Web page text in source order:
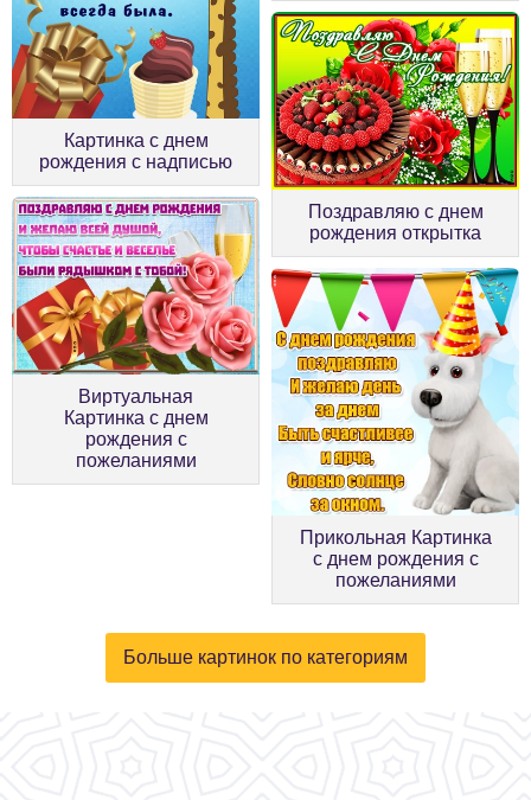
Картинка с днем
рождения с надписью
Поздравляю с днем
рождения открытка
Виртуальная
Картинка с днем
рождения с
пожеланиями
Прикольная Картинка
с днем рождения с
пожеланиями
Больше картинок по категориям